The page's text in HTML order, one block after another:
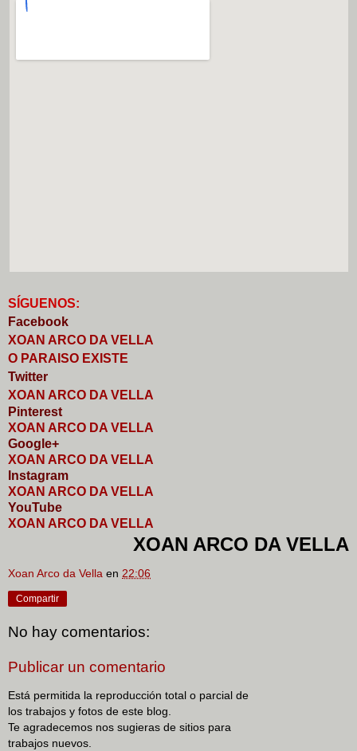
S GUENOS:
Facebook
XOAN ARCO DA VELLA
O PARAISO EXISTE
Twitter
XOAN ARCO DA VELLA
Pinterest
XOAN ARCO DA VELLA
Google+
XOAN ARCO DA VELLA
nstagram
XOAN ARCO DA VELLA
YouTube
XOAN ARCO DA VELLA
XOAN ARCO DA VELLA
Xoan Arco da Vella en 22:06
Compartir
No hay comentarios:
Publicar un comentario
Está permitida la reproducción total o parcial de
los trabajos y fotos de este blog.
Te agradecemos nos sugieras de sitios para
trabajos nuevos.